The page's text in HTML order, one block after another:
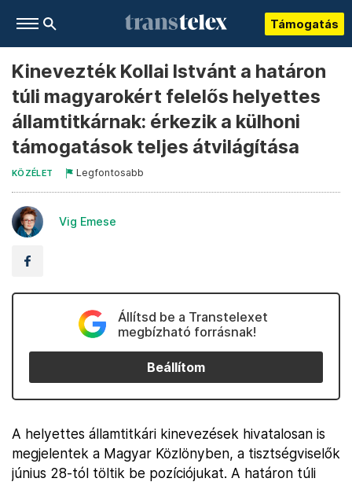
Támogatás
Kinevezték Kollai Istvánt a határon
túli magyarokért felelős helyettes
államtitkárnak: érkezik a külhoni
támogatások teljes átvilágítása
KÖZÉLET Legfontosabb
Vig Emese
Állítsd be a Transtelexet
megbízható forrásnak!
Beállítom
A helyettes államtitkári kinevezések hivatalosan is
megjelentek a Magyar Közlönyben, a tisztségviselők
június 28-tól töltik be pozíciójukat. A határon túli